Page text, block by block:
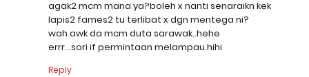
agak2 mcm mana ya?boleh x nanti senaraikn kek
lapis2 fames2 tu terlibat x dgn mentega ni?
wah awk da mcm duta sarawak..hehe
errr...sori if permintaan melampau.hihi
Reply